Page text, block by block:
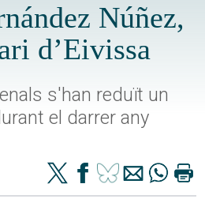
Núñez,
d’Eivissa
s'han reduït un
el darrer any